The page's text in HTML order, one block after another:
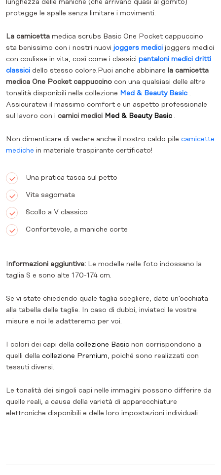
lunghezza delle maniche (che arrivano quasi al gomito)
protegge le spalle senza limitare i movimenti.
La camicetta medica scrubs Basic One Pocket cappuccino
sta benissimo con i nostri nuovi joggers medici joggers medici
con coulisse in vita, così come i classici pantaloni medici dritti
classici dello stesso colore.Puoi anche abbinare la camicetta
medica One Pocket cappuccino con una qualsiasi delle altre
tonalità disponibili nella collezione Med & Beauty Basic .
Assicuratevi il massimo comfort e un aspetto professionale
sul lavoro con i camici medici Med & Beauty Basic .
Non dimenticare di vedere anche il nostro caldo pile camicette
mediche in materiale traspirante certificato!
Una pratica tasca sul petto
Vita sagomata
Scollo a V classico
Confortevole, a maniche corte
nformazioni aggiuntive: Le modelle nelle foto indossano la
taglia S e sono alte 170-174 cm.
Se vi state chiedendo quale taglia scegliere, date un'occhiata
alla tabella delle taglie. In caso di dubbi, inviateci le vostre
misure e noi le adatteremo per voi.
I colori dei capi della collezione Basic non corrispondono a
quelli della collezione Premium, poiché sono realizzati con
tessuti diversi.
Le tonalità dei singoli capi nelle immagini possono differire da
quelle reali, a causa della varietà di apparecchiature
elettroniche disponibili e delle loro impostazioni individuali.